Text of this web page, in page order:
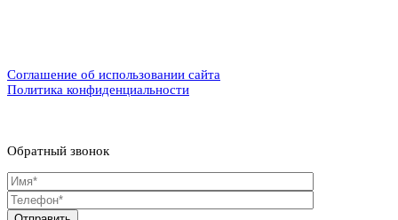
Соглашение об использовании сайта
Политика конфиденциальности
Обратный звонок